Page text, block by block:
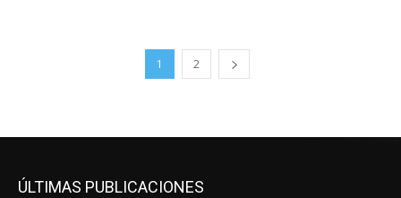
1 2
ÚLTIMAS PUBLICACIONES